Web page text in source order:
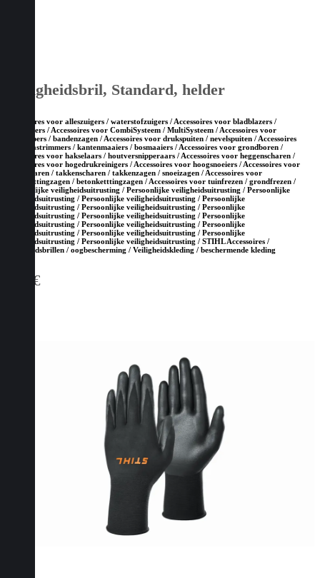
Veiligheidsbril, Standard, helder
Accessoires voor alleszuigers / waterstofzuigers / Accessoires voor bladblazers /
bladzuigers / Accessoires voor CombiSysteem / MultiSysteem / Accessoires voor
doorslijpers / bandenzagen / Accessoires voor drukspuiten / nevelspuiten / Accessoires
voor grastrimmers / kantenmaaiers / bosmaaiers / Accessoires voor grondboren /
Accessoires voor hakselaars / houtversnipperaars / Accessoires voor heggenscharen /
Accessoires voor hogedrukreinigers / Accessoires voor hoogsnoeiers / Accessoires voor
snoeischaren / takkenscharen / takkenzagen / snoeizagen / Accessoires voor
steenketttingzagen / betonketttingzagen / Accessoires voor tuinfrezen / grondfrezen /
Persoonlijke veiligheidsuitrusting / Persoonlijke veiligheidsuitrusting / Persoonlijke
veiligheidsuitrusting / Persoonlijke veiligheidsuitrusting / Persoonlijke
veiligheidsuitrusting / Persoonlijke veiligheidsuitrusting / Persoonlijke
veiligheidsuitrusting / Persoonlijke veiligheidsuitrusting / Persoonlijke
veiligheidsuitrusting / Persoonlijke veiligheidsuitrusting / Persoonlijke
veiligheidsuitrusting / Persoonlijke veiligheidsuitrusting / Persoonlijke
veiligheidsuitrusting / Persoonlijke veiligheidsuitrusting / STIHL Accessoires /
Veiligheidsbrillen / oogbescherming / Veiligheidskleding / beschermende kleding
€